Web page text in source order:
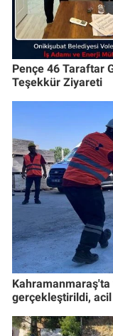
Pençe 46 Taraftar
Teşekkür Ziyareti
Kahramanmaraş'ta
gerçekleştirildi,